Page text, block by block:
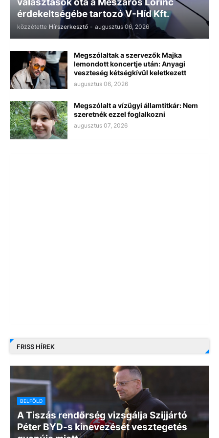
érdekeltségébe tartozó V-Híd Kft.
közzétette Hírszerkesztő - augusztus 06, 2026
Megszólaltak a szervezők Majka
lemondott koncertje után: Anyagi
veszteség kétségkívül keletkezett
augusztus 06, 2026
Megszólalt a vízügyi államtitkár: Nem
szeretnék ezzel foglalkozni
augusztus 07, 2026
FRISS HÍREK
BELFÖLD
A Tiszás rendőrség vizsgálja Szijjártó
Péter BYD-s kinevezését vesztegetés